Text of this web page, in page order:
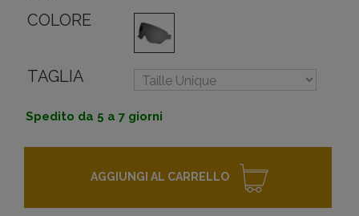
COLORE
TAGLIA
Spedito da 5 a 7 giorni
AGGIUNGI AL CARRELLO